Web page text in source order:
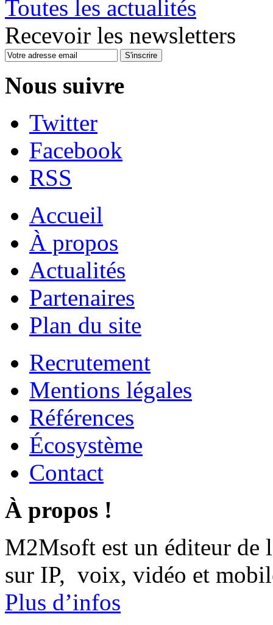
Toutes les actualités
Recevoir les newsletters
S'inscrire
Nous suivre
Twitter
Facebook
RSS
Accueil
À propos
Actualités
Partenaires
Plan du site
Recrutement
Mentions légales
Références
Écosystème
Contact
À propos !
M2Msoft est un éditeur de
sur IP, voix, vidéo et
Plus d’infos